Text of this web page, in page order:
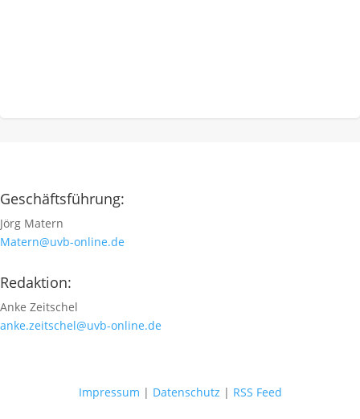
Geschäftsführung:
Jörg Matern
Matern@uvb-online.de
Redaktion:
Anke Zeitschel
anke.zeitschel@uvb-online.de
Impressum | Datenschutz | RSS Feed